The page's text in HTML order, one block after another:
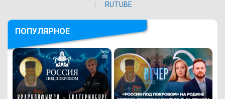
RUTUBE
ПОПУЛЯРНОЕ